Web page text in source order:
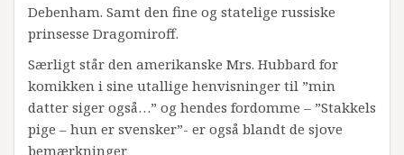
Debenham. Samt den fine og statelige russiske
prinsesse Dragomiroff.
Særligt står den amerikanske Mrs. Hubbard for
komikken i sine utallige henvisninger til ”min
datter siger også…” og hendes fordomme – ”Stakkels
pige – hun er svensker”- er også blandt de sjove
bemærkninger